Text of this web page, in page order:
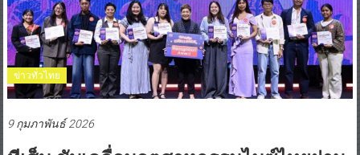
ข่าวทั่วไทย
ทีเส็บ ขับเคลื่อนอุตสาหกรรมไมซ์ไทยผ่าน